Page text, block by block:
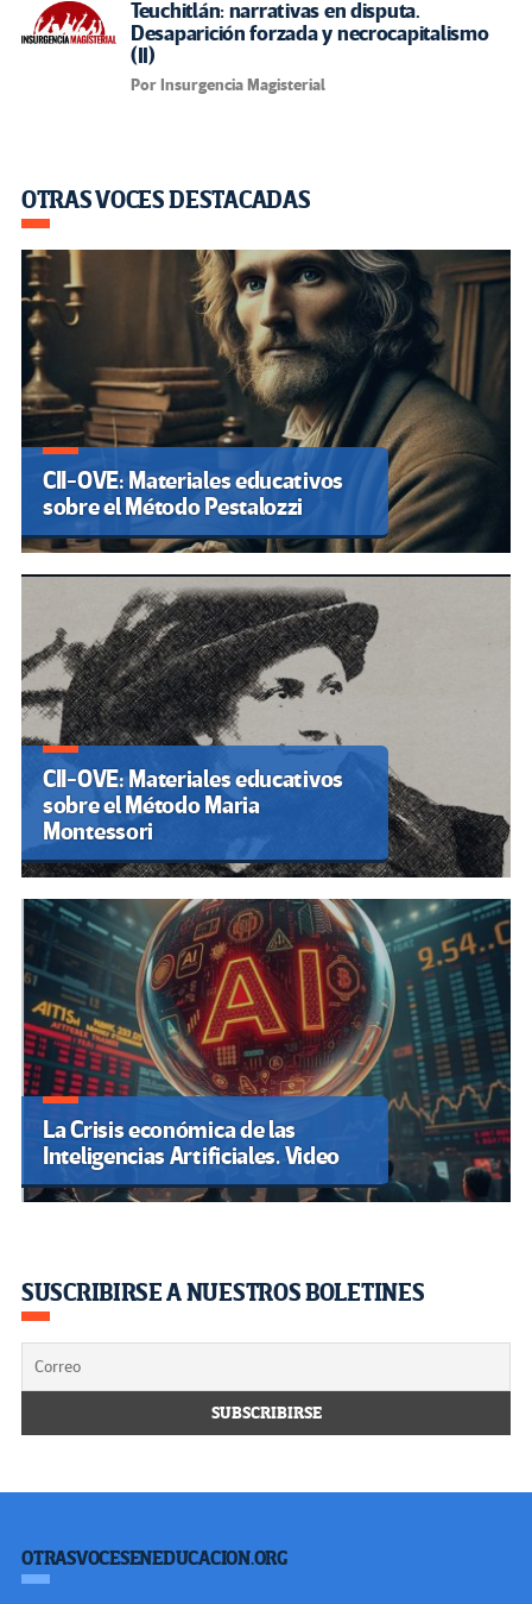
Teuchitlán: narrativas en disputa.
Desaparición forzada y necrocapitalismo
(II)
Por Insurgencia Magisterial
OTRAS VOCES DESTACADAS
CII-OVE: Materiales educativos
sobre el Método Pestalozzi
CII-OVE: Materiales educativos
sobre el Método Maria
Montessori
La Crisis económica de las
Inteligencias Artificiales. Video
SUSCRIBIRSE A NUESTROS BOLETINES
OTRASVOCESENEDUCACION.ORG